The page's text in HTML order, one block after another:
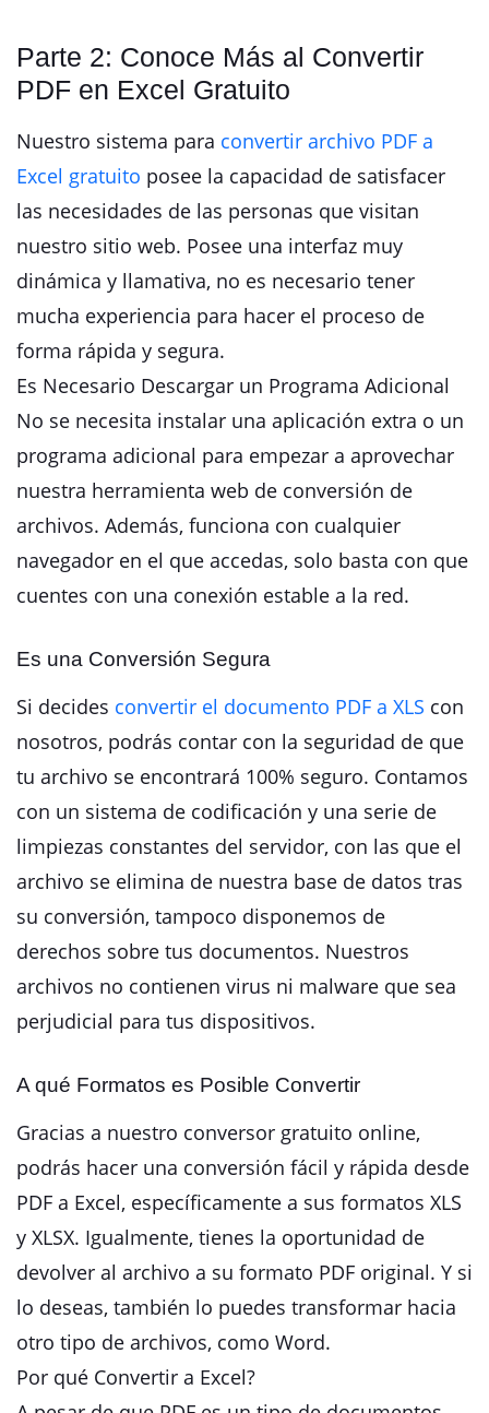
Parte 2: Conoce Más al Convertir
PDF en Excel Gratuito
Nuestro sistema para convertir archivo PDF a
Excel gratuito posee la capacidad de satisfacer
las necesidades de las personas que visitan
nuestro sitio web. Posee una interfaz muy
dinámica y llamativa, no es necesario tener
mucha experiencia para hacer el proceso de
forma rápida y segura.
Es Necesario Descargar un Programa Adicional
No se necesita instalar una aplicación extra o un
programa adicional para empezar a aprovechar
nuestra herramienta web de conversión de
archivos. Además, funciona con cualquier
navegador en el que accedas, solo basta con que
cuentes con una conexión estable a la red.
Es una Conversión Segura
Si decides convertir el documento PDF a XLS con
nosotros, podrás contar con la seguridad de que
tu archivo se encontrará 100% seguro. Contamos
con un sistema de codificación y una serie de
limpiezas constantes del servidor, con las que el
archivo se elimina de nuestra base de datos tras
su conversión, tampoco disponemos de
derechos sobre tus documentos. Nuestros
archivos no contienen virus ni malware que sea
perjudicial para tus dispositivos.
A qué Formatos es Posible Convertir
Gracias a nuestro conversor gratuito online,
podrás hacer una conversión fácil y rápida desde
PDF a Excel, específicamente a sus formatos XLS
y XLSX. Igualmente, tienes la oportunidad de
devolver al archivo a su formato PDF original. Y si
lo deseas, también lo puedes transformar hacia
otro tipo de archivos, como Word.
Por qué Convertir a Excel?